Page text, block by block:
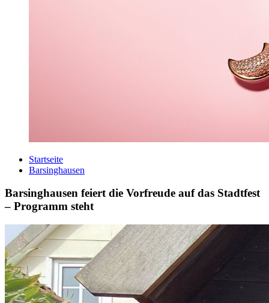
Startseite
Barsinghausen
Barsinghausen feiert die Vorfreude auf das Stadtfest
– Programm steht